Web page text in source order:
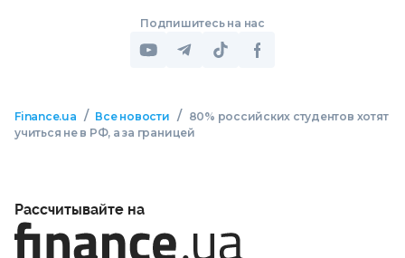
Подпишитесь на нас
Finance.ua / Все новости /
80% российских студентов хотят
учиться не в РФ, а за границей
Рассчитывайте на